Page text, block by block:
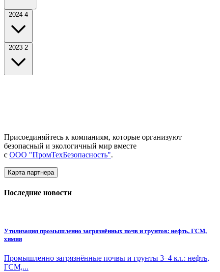
2024 4
2023 2
Присоединяйтесь к компаниям, которые организуют
безопасный и экологичный мир вместе
с ООО "ПромТехБезопасность".
Карта партнера
Последние новости
Утилизация промышленно загрязнённых почв и грунтов: нефть, ГСМ,
химия
Промышленно загрязнённые почвы и грунты 3–4 кл.: нефть,
ГСМ,...